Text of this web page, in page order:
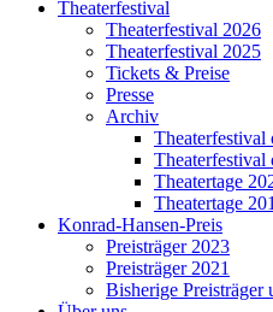
Theaterfestival
Theaterfestival 2026
Theaterfestival 2025
Tickets & Preise
Presse
Archiv
Theaterfestival
Theaterfestival
Theatertage
Theatertage
Konrad-Hansen-Preis
Preisträger 2023
Preisträger 2021
Bisherige Preisträger